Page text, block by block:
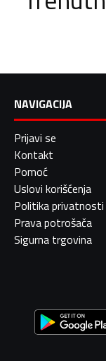
NAVIGACIJA
Prijavi se
Kontakt
Pomoć
Uslovi korišćenja
Politika privatnosti
Prava potrošača
Sigurna trgovina